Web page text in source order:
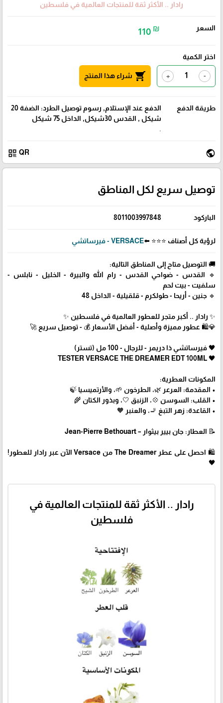
رادار .. الأكثر ثقة للمنتجات العالمية في فلسطين
السعر 110 ₪
اختر الكمية
-
+
shopping_cart شراء هذا المنتج
طريقة الدفع
الدفع عند الإستلام, رسوم توصيل الطرد: الضفة 20
شيكل , القدس 30شيكل, الداخل 75 شيكل
.
public
QR
qr_code
توصيل سريع لكل المناطق
الباركود 8011003997848
لرؤية كل أصناف ⭐⭐⭐ ⬅️VERSACE - فيرساتشي
🚚 التوصيل متاح إلى المناطق التالية:
🔹 القدس - ضواحي القدس - رام الله والبيرة - الخليل - نابلس -
سلفيت - بيت لحم
🔹 جنين - أريحا - طولكرم - قلقيلية - الداخل 48
✨ رادار .. أكبر متجر للعطور العالمية في فلسطين ✨
💎🛍️ عطور مميزة وأصلية - أفضل الأسعار 💰 - توصيل سريع 🚀
🖤 فيرساتشي ذا دريمر - للرجال - 100 مل (تستر)
🖤 TESTER VERSACE THE DREAMER EDT 100ML
المكونات العطرية:
• المقدمة: العرعر 🌿، الطرخون 🌱، والأرتميسيا 🍃
• القلب: السوسن 💠، الزنبق 🤍، وبذور الكتان 🌾
• القاعدة: زهر التبغ 🚬، والعنبر 🧡
📝 العطار: جان بيير بيثوار – Jean-Pierre Bethouart
🛍 احصل على عطر The Dreamer من Versace الآن عبر رادار للعطور!
🖤
رادار .. الأكثر ثقة للمنتجات العالمية في
فلسطين